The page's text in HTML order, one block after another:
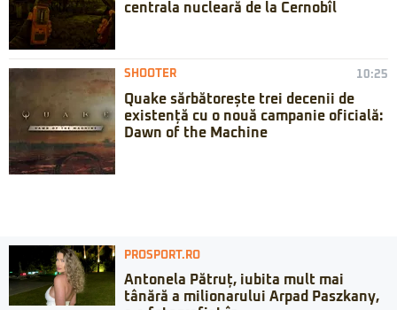
centrala nucleară de la Cernobîl
SHOOTER 10:25
Quake sărbătorește trei decenii de
existență cu o nouă campanie oficială:
Dawn of the Machine
PROSPORT.RO
Antonela Pătruț, iubita mult mai
tânără a milionarului Arpad Paszkany,